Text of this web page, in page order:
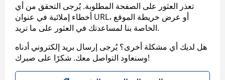
تعذر العثور على الصفحة المطلوبة. يُرجى التحقق من أي
أخطاء إملائية في عنوان URL، أو عرض خريطة الموقع
الخاصة بنا لمساعدتك في العثور على ما تريد.
هل لديك أي مشكلة أخرى؟ يُرجى إرسال بريد إلكتروني أدناه
وسنعاود التواصل معك. شكرًا على صبرك!